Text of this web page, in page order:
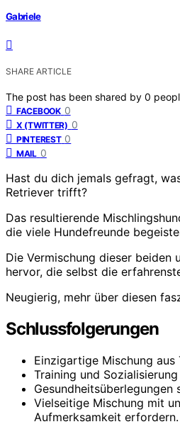
Gabriele
SHARE ARTICLE
The post has been shared by 0
FACEBOOK 0
X (TWITTER) 0
PINTEREST 0
MAIL 0
Hast du dich jemals gefragt,
Retriever trifft?
Das resultierende
die viele Hundefreunde
Die Vermischung dieser beiden
hervor, die selbst die
Neugierig, mehr über diesen
Schlussfolgerungen
Einzigartige Mischung
Training und
Vielseitige Mischung mit
Aufmerksamkeit erfordern.